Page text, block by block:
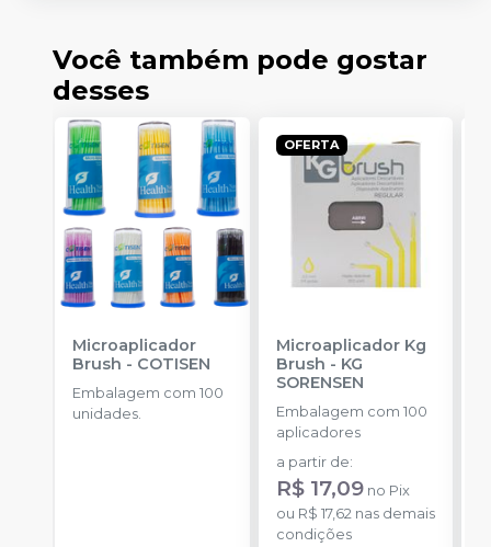
Você também pode gostar
desses
Microaplicador
Brush - COTISEN
Embalagem com 100
unidades.
OFERTA
Microaplicador Kg
Brush - KG
SORENSEN
Embalagem com 100
aplicadores
a partir de:
R$ 17,09 no Pix
ou R$ 17,62nas demais
condições